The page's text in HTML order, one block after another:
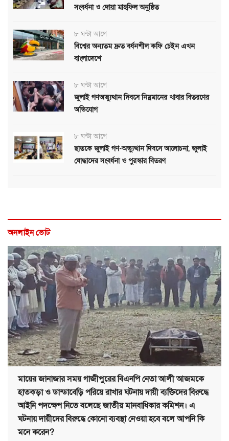
সংবর্ধনা ও দোয়া মাহফিল অনুষ্ঠিত
৮ ঘন্টা আগে
বিশ্বের অন্যতম দ্রুত বর্ধনশীল কফি চেইন এখন
বাংলাদেশে
৮ ঘন্টা আগে
জুলাই গণঅভ্যুত্থান দিবসে নিম্নমানের খাবার বিতরণের
অভিযোগ
৮ ঘন্টা আগে
ছাতকে জুলাই গণ-অভ্যুত্থান দিবসে আলোচনা, জুলাই
যোদ্ধাদের সংবর্ধনা ও পুরস্কার বিতরণ
অনলাইন ভোট
মায়ের জানাজার সময় গাজীপুরের বিএনপি নেতা আলী আজমকে
হাতকড়া ও ডান্ডাবেড়ি পরিয়ে রাখার ঘটনায় দায়ী ব্যক্তিদের বিরুদ্ধে
আইনি পদক্ষেপ নিতে বলেছে জাতীয় মানবাধিকার কমিশন। এ
ঘটনায় দায়ীদের বিরুদ্ধে কোনো ব্যবস্থা নেওয়া হবে বলে আপনি কি
মনে করেন?